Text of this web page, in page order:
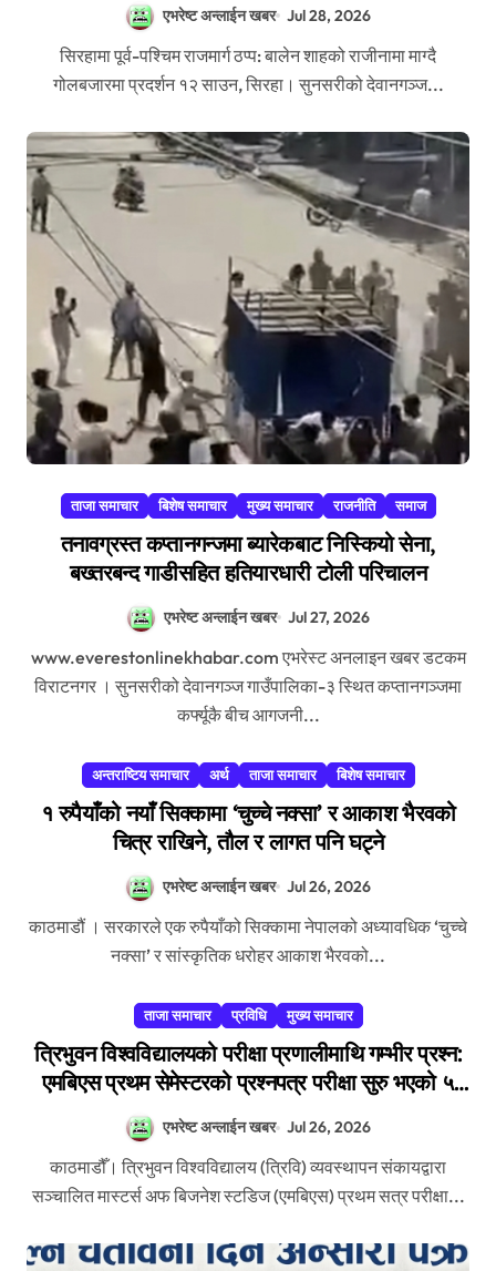
एभरेष्ट अन्लाईन खबर Jul 28, 2026
सिरहामा पूर्व-पश्चिम राजमार्ग ठप्प: बालेन शाहको राजीनामा माग्दै
गोलबजारमा प्रदर्शन १२ साउन, सिरहा। सुनसरीको देवानगञ्ज...
ताजा समाचार बिशेष समाचार मुख्य समाचार राजनीति समाज
तनावग्रस्त कप्तानगन्जमा ब्यारेकबाट निस्कियो सेना,
बख्तरबन्द गाडीसहित हतियारधारी टोली परिचालन
एभरेष्ट अन्लाईन खबर Jul 27, 2026
www.everestonlinekhabar.com एभरेस्ट अनलाइन खबर डटकम
विराटनगर । सुनसरीको देवानगञ्ज गाउँपालिका-३ स्थित कप्तानगञ्जमा
कर्फ्यूकै बीच आगजनी...
अन्तराष्टिय समाचार अर्थ ताजा समाचार बिशेष समाचार
१ रुपैयाँको नयाँ सिक्कामा ‘चुच्चे नक्सा’ र आकाश भैरवको
चित्र राखिने, तौल र लागत पनि घट्ने
एभरेष्ट अन्लाईन खबर Jul 26, 2026
काठमाडौं । सरकारले एक रुपैयाँको सिक्कामा नेपालको अध्यावधिक ‘चुच्चे
नक्सा’ र सांस्कृतिक धरोहर आकाश भैरवको...
ताजा समाचार प्रविधि मुख्य समाचार
त्रिभुवन विश्वविद्यालयको परीक्षा प्रणालीमाथि गम्भीर प्रश्न:
एमबिएस प्रथम सेमेस्टरको प्रश्नपत्र परीक्षा सुरु भएको ५
मिनेटमै ह्वाट्सएपमा भाइरल
एभरेष्ट अन्लाईन खबर Jul 26, 2026
काठमाडौँ। त्रिभुवन विश्वविद्यालय (त्रिवि) व्यवस्थापन संकायद्वारा
सञ्चालित मास्टर्स अफ बिजनेश स्टडिज (एमबिएस) प्रथम सत्र परीक्षा...